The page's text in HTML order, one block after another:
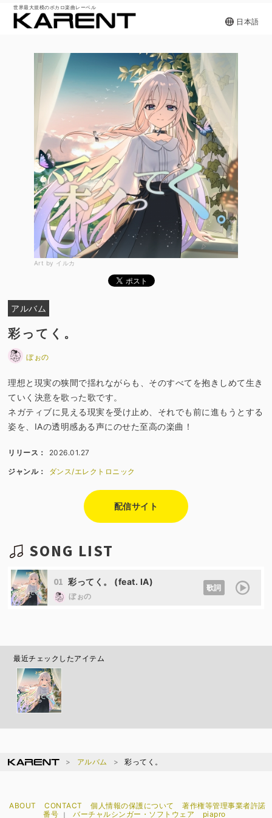
世界最大規模のボカロ楽曲レーベル
日本語
Art by イルカ
アルバム
彩ってく。
ぼぉの
理想と現実の狭間で揺れながらも、そのすべてを抱きしめて生き
ていく決意を歌った歌です。
ネガティブに見える現実を受け止め、それでも前に進もうとする
姿を、IAの透明感ある声にのせた至高の楽曲！
リリース： 2026.01.27
ジャンル： ダンス/エレクトロニック
配信サイト
SONG LIST
01 彩ってく。 (feat. IA)
ぼぉの
歌詞
最近チェックしたアイテム
アルバム 彩ってく。
ABOUT CONTACT 個人情報の保護について
著作権等管理事業者許諾
番号
｜ バーチャルシンガー・ソフトウェア piapro